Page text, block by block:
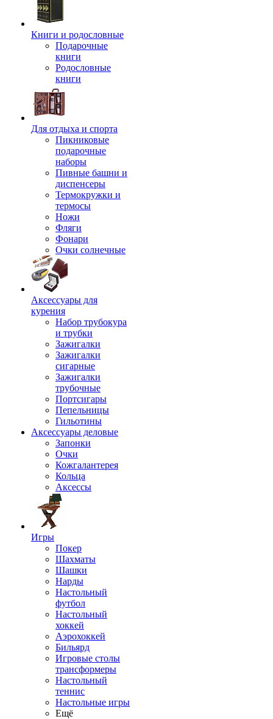
Книги и родословные
Подарочные
книги
Родословные
книги
Для отдыха и спорта
Пикниковые
подарочные
наборы
Пивные башни и
диспенсеры
Термокружки и
термосы
Ножи
Фляги
Фонари
Очки солнечные
Аксессуары для
курения
Набор трубокура
и трубки
Зажигалки
Зажигалки
сигарные
Зажигалки
трубочные
Портсигары
Пепельницы
Гильотины
Аксессуары деловые
Запонки
Очки
Кожгалантерея
Кольца
Аксессы
Игры
Покер
Шахматы
Шашки
Нарды
Настольный
футбол
Настольный
хоккей
Аэрохоккей
Бильярд
Игровые столы
трансформеры
Настольный
теннис
Настольные игры
Ещё